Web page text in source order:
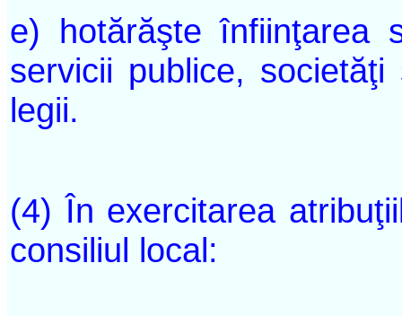
e) hotărăşte înfiinţarea
servicii publice,
legii.
(4) În exercitarea
consiliul local: